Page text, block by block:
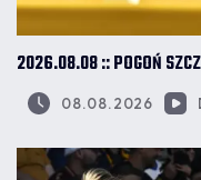
2026.08.08 :: POGOŃ
08.08.2026